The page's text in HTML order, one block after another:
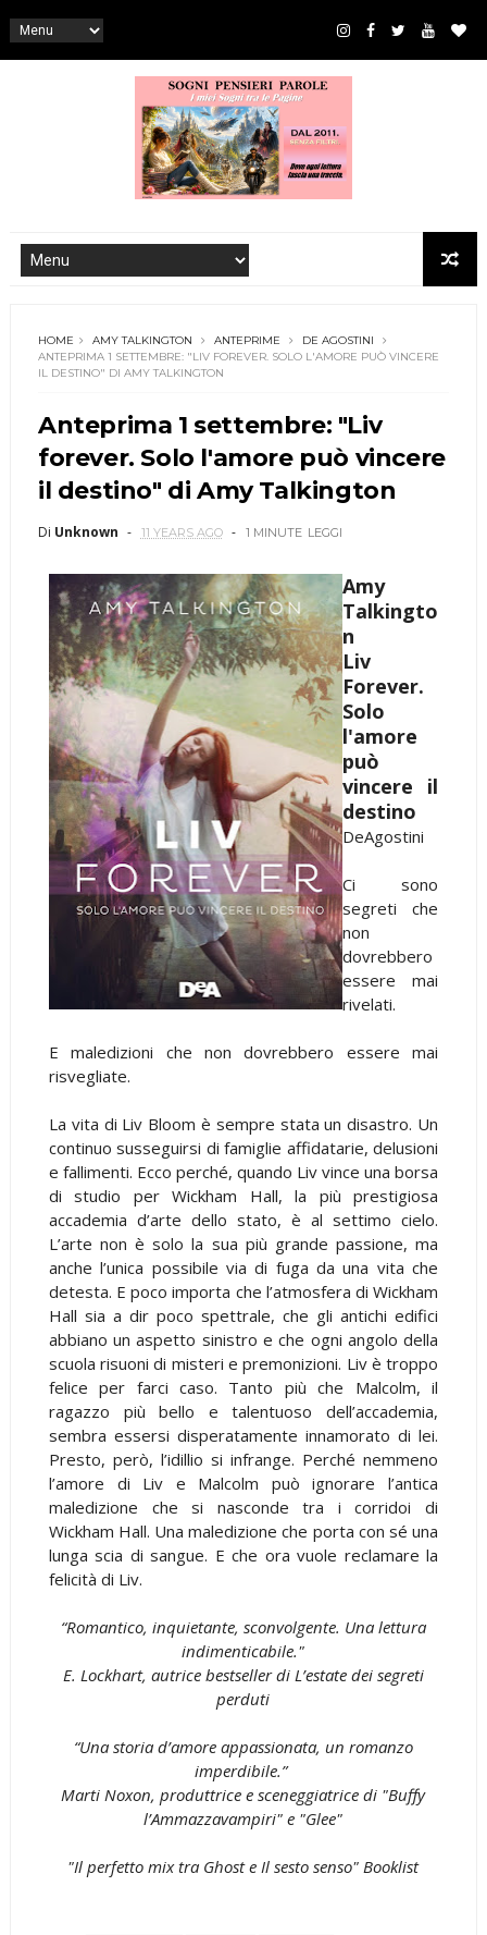
HOME AMY TALKINGTON ANTEPRIME
DE AGOSTINI
ANTEPRIMA 1 SETTEMBRE: "LIV FOREVER. SOLO L'AMORE PUÒ VINCERE
IL DESTINO" DI AMY TALKINGTON
Anteprima 1 settembre: "Liv
forever. Solo l'amore può vincere
il destino" di Amy Talkington
Di Unknown 11 YEARS AGO 1 MINUTE LEGGI
Amy
Talkingto
n
Liv
Forever.
Solo
l'amore
può
vincere il
destino
DeAgostini
Ci sono
segreti che
non
dovrebbero
essere mai
rivelati.
E maledizioni che non dovrebbero essere mai
risvegliate.
La vita di Liv Bloom è sempre stata un disastro. Un
continuo susseguirsi di famiglie affidatarie, delusioni
e fallimenti. Ecco perché, quando Liv vince una borsa
di studio per Wickham Hall, la più prestigiosa
accademia d’arte dello stato, è al settimo cielo.
L’arte non è solo la sua più grande passione, ma
anche l’unica possibile via di fuga da una vita che
detesta. E poco importa che l’atmosfera di Wickham
Hall sia a dir poco spettrale, che gli antichi edifici
abbiano un aspetto sinistro e che ogni angolo della
scuola risuoni di misteri e premonizioni. Liv è troppo
felice per farci caso. Tanto più che Malcolm, il
ragazzo più bello e talentuoso dell’accademia,
sembra essersi disperatamente innamorato di lei.
Presto, però, l’idillio si infrange. Perché nemmeno
l’amore di Liv e Malcolm può ignorare l’antica
maledizione che si nasconde tra i corridoi di
Wickham Hall. Una maledizione che porta con sé una
lunga scia di sangue. E che ora vuole reclamare la
felicità di Liv.
“Romantico, inquietante, sconvolgente. Una lettura
indimenticabile."
E. Lockhart, autrice bestseller di L’estate dei segreti
perduti
“Una storia d’amore appassionata, un romanzo
imperdibile.”
Marti Noxon, produttrice e sceneggiatrice di "Buffy
l’Ammazzavampiri" e "Glee"
"Il perfetto mix tra Ghost e Il sesto senso" Booklist